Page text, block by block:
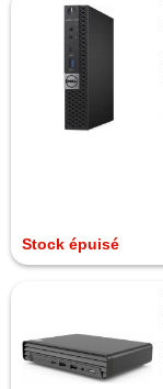
Stock épuisé